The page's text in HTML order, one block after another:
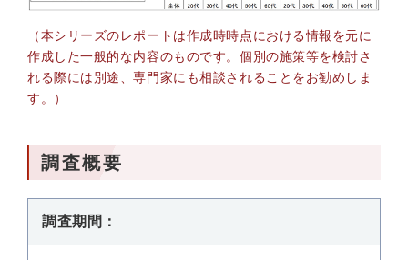
（本シリーズのレポートは作成時時点における情報を元に
作成した一般的な内容のものです。個別の施策等を検討さ
れる際には別途、専門家にも相談されることをお勧めしま
す。）
調査概要
調査期間：